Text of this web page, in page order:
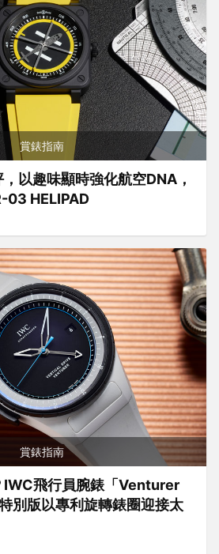
賞錶指南
以趣味顯時強化航空DNA，
03 HELIPAD
賞錶指南
IWC飛行員腕錶「Venturer
別版以專利旋轉錶圈迎接太